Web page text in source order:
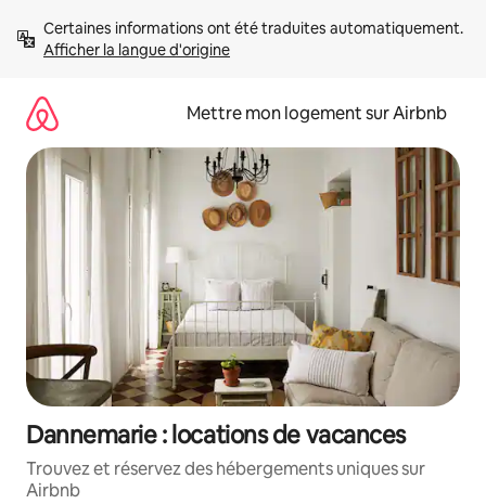
directement
Afficher la langue d'origine
Mettre mon logement sur Airbnb
Dannemarie : locations de vacances
Trouvez et réservez des hébergements uniques sur
Airbnb